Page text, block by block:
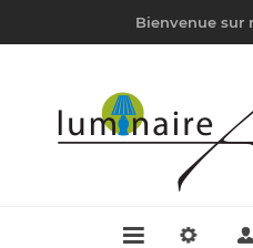
Bienvenue sur